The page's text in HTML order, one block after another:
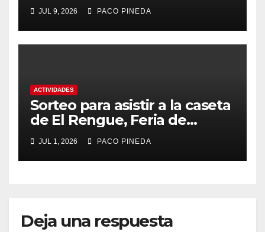
JUL 9, 2026 PACO PINEDA
ACTIVIDADES
Sorteo para asistir a la caseta
de El Rengue, Feria de
Málaga 2026
JUL 1, 2026 PACO PINEDA
Deja una respuesta